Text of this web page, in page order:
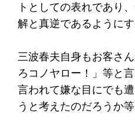
トとしての表れであり
解と真逆であるようにす
三波春夫自身もお客さ
ろコノヤロー！」等と
言われて嫌な目にでも
うと考えたのだろうか